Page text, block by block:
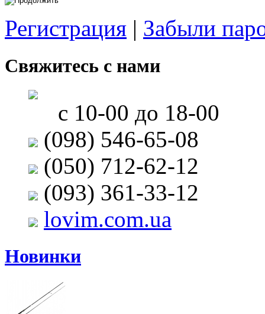
Регистрация | Забыли
Свяжитесь с нами
с 10-00 до 18-00
(098) 546-65-08
(050) 712-62-12
(093) 361-33-12
lovim.com.ua
Новинки